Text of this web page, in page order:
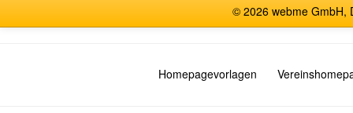
© 2026 webme GmbH,
Homepagevorlagen